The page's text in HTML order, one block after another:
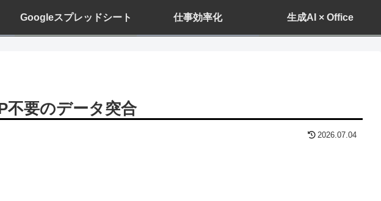
Googleスプレッドシート 仕事効率化 生成AI × Office
不要のデータ突合
2026.07.04